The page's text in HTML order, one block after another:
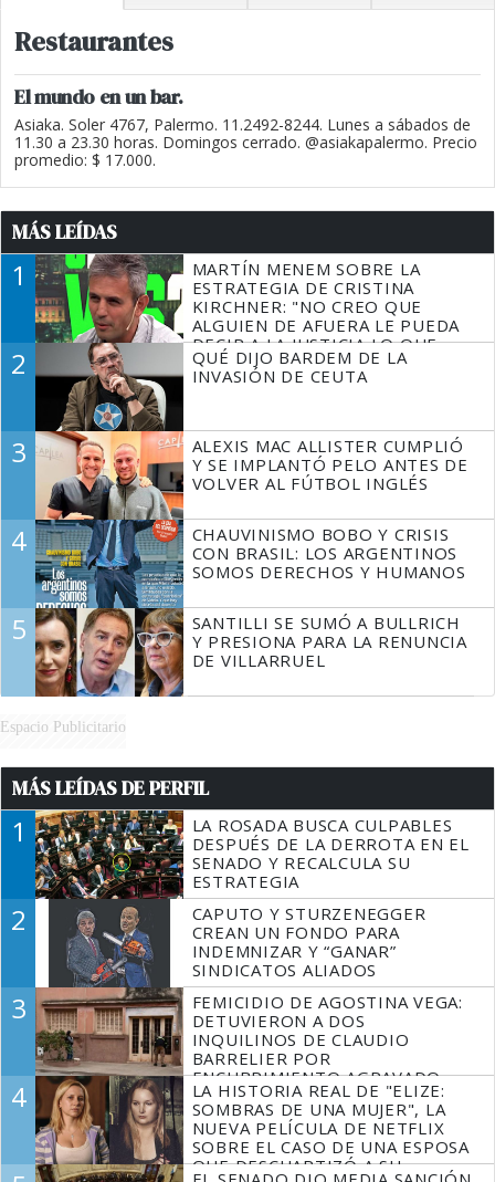
Restaurantes
El mundo en un bar.
Asiaka. Soler 4767, Palermo. 11.2492-8244. Lunes a sábados de
11.30 a 23.30 horas. Domingos cerrado. @asiakapalermo. Precio
promedio: $ 17.000.
MÁS LEÍDAS
1
MARTÍN MENEM SOBRE LA
ESTRATEGIA DE CRISTINA
KIRCHNER: "NO CREO QUE
ALGUIEN DE AFUERA LE PUEDA
DECIR A LA JUSTICIA LO QUE
TIENE QUE HACER"
2
QUÉ DIJO BARDEM DE LA
INVASIÓN DE CEUTA
3
ALEXIS MAC ALLISTER CUMPLIÓ
Y SE IMPLANTÓ PELO ANTES DE
VOLVER AL FÚTBOL INGLÉS
4
CHAUVINISMO BOBO Y CRISIS
CON BRASIL: LOS ARGENTINOS
SOMOS DERECHOS Y HUMANOS
5
SANTILLI SE SUMÓ A BULLRICH
Y PRESIONA PARA LA RENUNCIA
DE VILLARRUEL
Espacio Publicitario
MÁS LEÍDAS DE PERFIL
1
LA ROSADA BUSCA CULPABLES
DESPUÉS DE LA DERROTA EN EL
SENADO Y RECALCULA SU
ESTRATEGIA
2
CAPUTO Y STURZENEGGER
CREAN UN FONDO PARA
INDEMNIZAR Y “GANAR”
SINDICATOS ALIADOS
3
FEMICIDIO DE AGOSTINA VEGA:
DETUVIERON A DOS
INQUILINOS DE CLAUDIO
BARRELIER POR
ENCUBRIMIENTO AGRAVADO
4
LA HISTORIA REAL DE "ELIZE:
SOMBRAS DE UNA MUJER", LA
NUEVA PELÍCULA DE NETFLIX
SOBRE EL CASO DE UNA ESPOSA
QUE DESCUARTIZÓ A SU